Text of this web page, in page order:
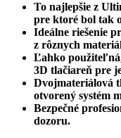
To najlepšie z
pre ktoré bol tak
Ideálne riešenie
z rôznych
Ľahko
3D tlačiareň pre
Dvojmateriálová
otvorený systém
Bezpečné
dozoru.